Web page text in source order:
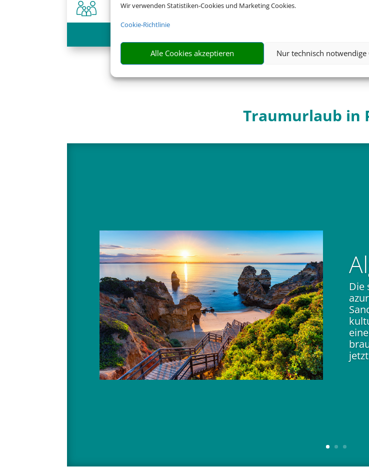
Wir verwenden Statistiken-Cookies und Marketing Cookies.
Cookie-Richtlinie
Alle Cookies akzeptieren Nur technisch notwendige
Traumurlaub in
Die